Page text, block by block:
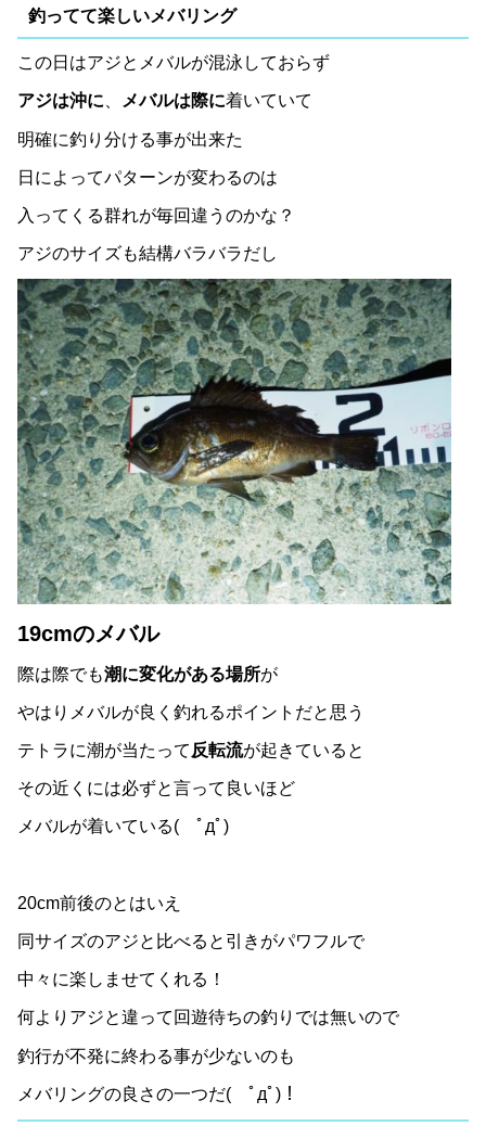
釣ってて楽しいメバリング
この日はアジとメバルが混泳しておらず
アジは沖に メバルは際に着いていて
明確に釣り分ける事が出来た
日によってパターンが変わるのは
入ってくる群れが毎回違うのかな？
アジのサイズも結構バラバラだし
19cmのメバル
際は際でも潮に変化がある場所が
やはりメバルが良く釣れるポイントだと思う
テトラに潮が当たって 反転流が起きていると
その近くには必ずと言って良いほど
メバルが着いている( ﾟдﾟ)
20cm前後のとはいえ
同サイズのアジと比べると引きがパワフルで
中々に楽しませてくれる！
何よりアジと違って回遊待ちの釣りでは無いので
釣行が不発に終わる事が少ないのも
メバリングの良さの一つだ( ﾟдﾟ)！